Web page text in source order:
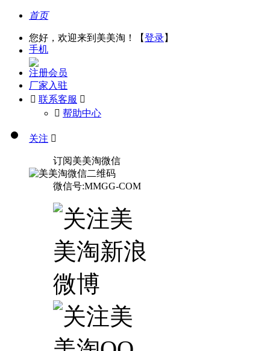
首页
您好，欢迎来到美美淘！【登录】
手机
注册会员
厂家入驻
 联系客服 
󰅃 帮助中心
关注 
订阅美美淘微信
微信号:MMGG-COM